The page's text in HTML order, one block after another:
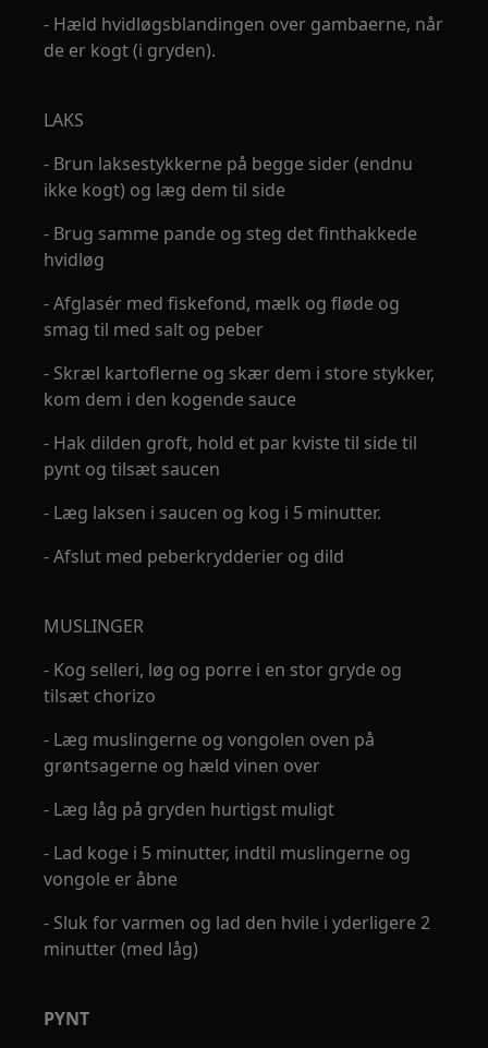
- Hæld hvidløgsblandingen over gambaerne, når
de er kogt (i gryden).
LAKS
- Brun laksestykkerne på begge sider (endnu
ikke kogt) og læg dem til side
- Brug samme pande og steg det finthakkede
hvidløg
- Afglasér med fiskefond, mælk og fløde og
smag til med salt og peber
- Skræl kartoflerne og skær dem i store stykker,
kom dem i den kogende sauce
- Hak dilden groft, hold et par kviste til side til
pynt og tilsæt saucen
- Læg laksen i saucen og kog i 5 minutter.
- Afslut med peberkrydderier og dild
MUSLINGER
- Kog selleri, løg og porre i en stor gryde og
tilsæt chorizo
- Læg muslingerne og vongolen oven på
grøntsagerne og hæld vinen over
- Læg låg på gryden hurtigst muligt
- Lad koge i 5 minutter, indtil muslingerne og
vongole er åbne
- Sluk for varmen og lad den hvile i yderligere 2
minutter (med låg)
PYNT